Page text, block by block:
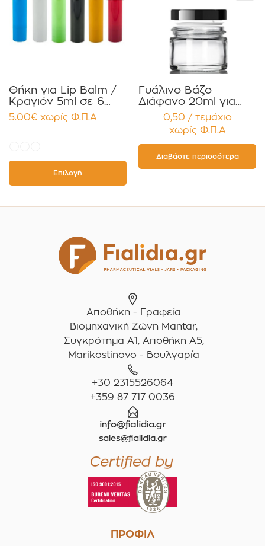
Θήκη για Lip Balm /
Κραγιόν 5ml σε 6
χρώματα Πακέτο
10τεμ.
5.00€ χωρίς Φ.Π.Α
Επιλογή
Γυάλινο Βάζο
Διάφανο 20ml για
Κρέμες και
Κηραλοιφές με
Μαύρο Γυαλιστερό
Καπάκι Παρέμβυσμα
Συσκευασία 12
τεμαχίων
0,50 / τεμάχιο
χωρίς Φ.Π.Α
Διαβάστε περισσότερα
Αποθήκη - Γραφεία
Βιομηχανική Ζώνη Mantar,
Συγκρότημα A1, Αποθήκη Α5,
Marikostinovo - Βουλγαρία
+30 2315526064
+359 87 717 0036
ΠΡΟΦΙΛ